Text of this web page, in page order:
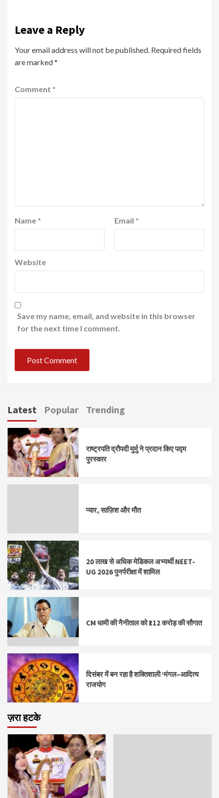
Leave a Reply
Your email address will not be published. Required fields
are marked*
Comment *
Name * Email *
Website
Save my name, email, and website in this browser
for the next time I comment.
Latest Popular Trending
राष्ट्रपति द्रौपदी मुर्मु ने प्रदान किए पद्म
पुरस्कार
प्यार, साज़िश और मौत
20 लाख से अधिक मेडिकल अभ्यर्थी NEET-
UG 2026 पुनर्परीक्षा में शामिल
CM धामी की नैनीताल को ₹112 करोड़ की सौगात
दिसंबर में बन रहा है शक्तिशाली ‘मंगल–आदित्य
राजयोग
ज़रा हटके